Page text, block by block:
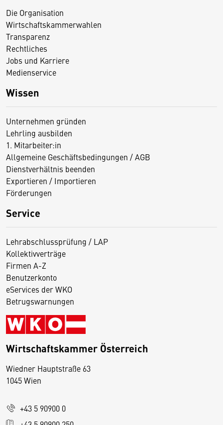
Die Organisation
Wirtschaftskammerwahlen
Transparenz
Rechtliches
Jobs und Karriere
Medienservice
Wissen
Unternehmen gründen
Lehrling ausbilden
1. Mitarbeiter:in
Allgemeine Geschäftsbedingungen / AGB
Dienstverhältnis beenden
Exportieren / Importieren
Förderungen
Service
Lehrabschlussprüfung / LAP
Kollektivverträge
Firmen A-Z
Benutzerkonto
eServices der WKO
Betrugswarnungen
Wirtschaftskammer Österreich
Wiedner Hauptstraße 63
1045 Wien
+43 5 90900 0
D
s